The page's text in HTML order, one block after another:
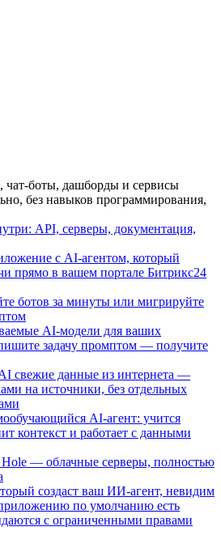
чат-боты, дашборды и сервисы
без навыков программирования,
API, серверы, документация,
с AI-агентом, который
прямо в вашем портале Битрикс24
ботов за минуты или мигрируйте
AI-модели для ваших
задачу промптом — получите
свежие данные из интернета —
на источники, без отдельных
AI-агент: учится
контекст и работает с данными
— облачные серверы, полностью
создаст ваш ИИ-агент, невидим
по умолчанию есть
с ограниченными правами